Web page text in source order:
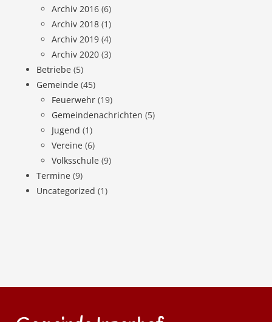
Archiv 2016 (6)
Archiv 2018 (1)
Archiv 2019 (4)
Archiv 2020 (3)
Betriebe (5)
Gemeinde (45)
Feuerwehr (19)
Gemeindenachrichten (5)
Jugend (1)
Vereine (6)
Volksschule (9)
Termine (9)
Uncategorized (1)